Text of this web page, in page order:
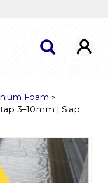
Foam »
3–10mm | Siap